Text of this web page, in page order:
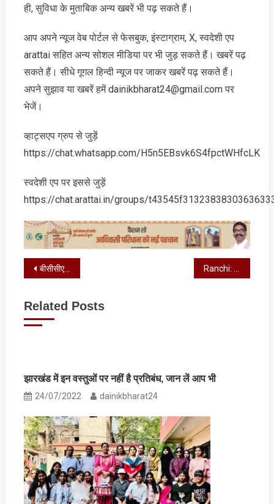
ही, सुविधा के मुताबिक अन्‍य खबरें भी पढ़ सकते हैं।
आप अपने न्‍यूज वेब पोर्टल से फेसबुक, इंस्‍टाग्राम, X, स्‍वदेशी एप
arattai सहित अन्‍य सोशल मीडिया पर भी जुड़ सकते हैं। खबरें पढ़
सकते हैं। सीधे गूगल हिन्‍दी न्‍यूज पर जाकर खबरें पढ़ सकते हैं।
अपने सुझाव या खबरें हमें dainikbharat24@gmail.com पर
भेजें।
व्‍हाट्सएप ग्रुप से जुड़ें
https://chat.whatsapp.com/H5n5EBsvk6S4fpctWHfcLK
स्‍वदेशी एप पर इससे जुड़ें
https://chat.arattai.in/groups/
Post
बीसीसीएल में नौकरी पाने के लिए बेटे ने कराई पिता की हत्‍या, तीन गिरफ्तार
Related Posts
झारखंड में इन वस्‍तुओं पर नहीं है प्रतिबंध, जान लें आप भी
24/07/2022 dainikbharat24